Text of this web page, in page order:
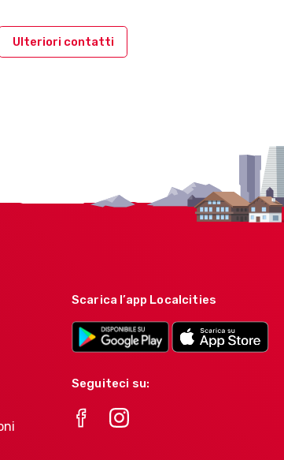
Ulteriori contatti
Scarica l’app Localcities
Seguiteci su: